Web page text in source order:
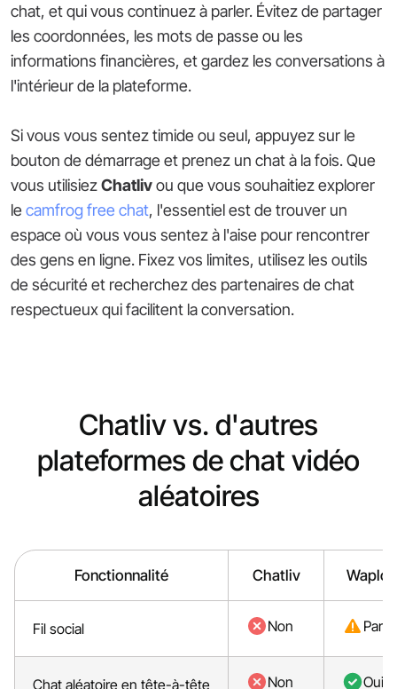
chat, et qui vous continuez à parler. Évitez de partager
les coordonnées, les mots de passe ou les
informations financières, et gardez les conversations à
l'intérieur de la plateforme.
Si vous vous sentez timide ou seul, appuyez sur le
bouton de démarrage et prenez un chat à la fois. Que
vous utilisiezChatlivou que vous souhaitiez explorer
le camfrog free chat, l'essentiel est de trouver un
espace où vous vous sentez à l'aise pour rencontrer
des gens en ligne. Fixez vos limites, utilisez les outils
de sécurité et recherchez des partenaires de chat
respectueux qui facilitent la conversation.
Chatliv vs. d'autres
plateformes de chat vidéo
aléatoires
Fonctionnalité Chatliv Waplog
Fil social Non
Chat aléatoire en tête-à-tête Non Oui